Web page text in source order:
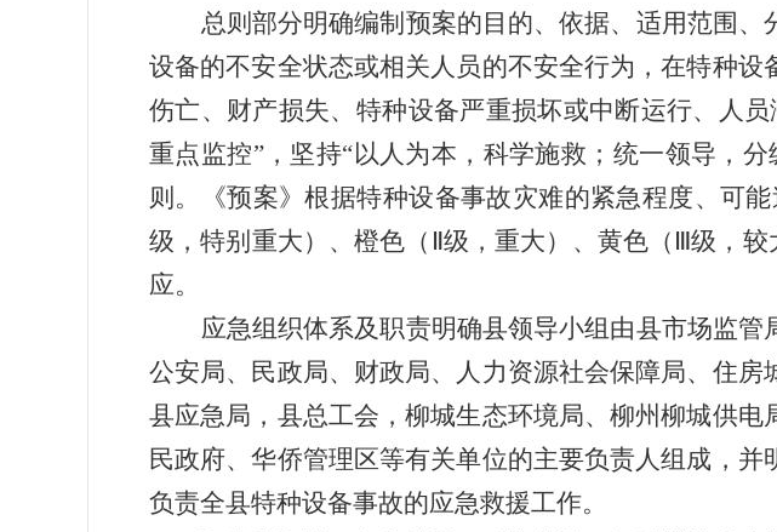
总则部分明确编制 预案的目的、依据、适用范围、
设备的不安全状态或相关人员的不安全行为，在特种
伤亡、财产损失、特种设备严重损坏或中断运行、人
重点监控”，坚持“以人为本，科学施救；统一领导，
则。《预案》根据特种设备事故灾难的紧急程度、可
级，特别重大）、橙色（ Ⅱ级，重大）、黄色（ Ⅲ级，较
应。
应急组织体系及职责明确县领导小组由县市场监管
公安局、民政局、财政局、人力资源社会保障局、住房
县应急局，县总工会，柳城生态环境局、柳州柳城供
民政府、华侨管理区等有关单位的主要负责人组成，
负责全县特种设备事故的应急救援工作。